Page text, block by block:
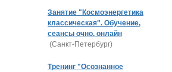
Занятие "Космоэнергетика
классическая". Обучение,
сеансы очно, онлайн
(Санкт-Петербург)
Тренинг "Осознанное